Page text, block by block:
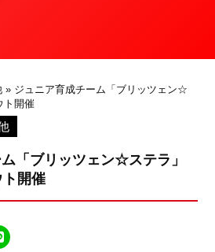
» ジュニア育成チーム「ブリッツェン☆
ト開催
「ブリッツェン☆ステラ」
開催